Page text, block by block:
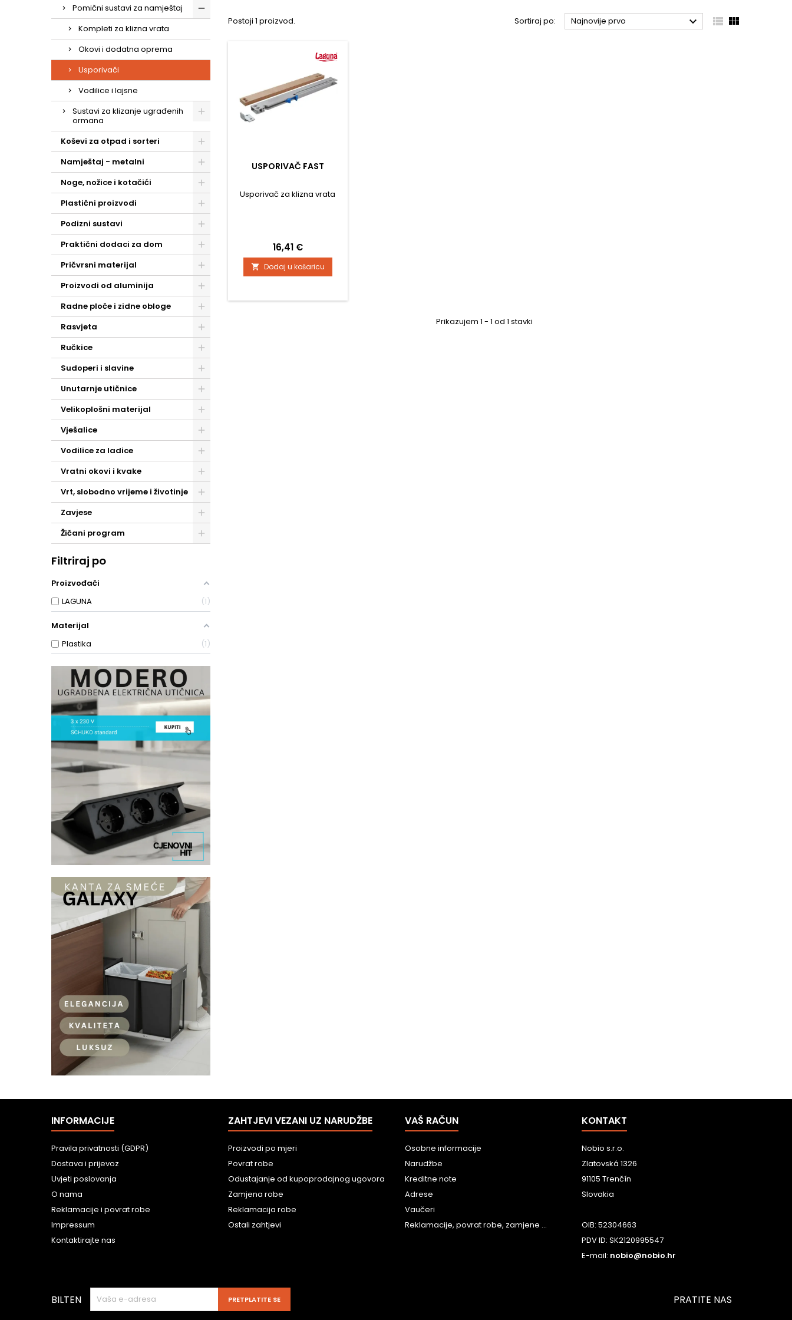
Pomični sustavi za namještaj
Kompleti za klizna vrata
Okovi i dodatna oprema
Usporivači
Vodilice i lajsne
Sustavi za klizanje ugrađenih
ormana
Koševi za otpad i sorteri
Namještaj - metalni
Noge, nožice i kotačići
Plastični proizvodi
Podizni sustavi
Praktični dodaci za dom
Pričvrsni materijal
Proizvodi od aluminija
Radne ploče i zidne obloge
Rasvjeta
Ručkice
Sudoperi i slavine
Unutarnje utičnice
Velikoplošni materijal
Vješalice
Vodilice za ladice
Vratni okovi i kvake
Vrt, slobodno vrijeme i životinje
Zavjese
Žičani program
Filtriraj po
Proizvođači
LAGUNA
1
Materijal
Plastika
1
Postoji 1 proizvod. Sortiraj po: Najnovije prvo   
USPORIVAČ FAST
Usporivač za klizna vrata
Cijena
16,41 €
 Dodaj u košaricu
Prikazujem 1 - 1 od 1 stavki
INFORMACIJE
Pravila privatnosti (GDPR)
Dostava i prijevoz
Uvjeti poslovanja
O nama
Reklamacije i povrat robe
Impressum
Kontaktirajte nas
ZAHTJEVI VEZANI UZ NARUDŽBE
Proizvodi po mjeri
Povrat robe
Odustajanje od kupoprodajnog ugovora
Zamjena robe
Reklamacija robe
Ostali zahtjevi
VAŠ RAČUN
Osobne informacije
Narudžbe
Kreditne note
Adrese
Vaučeri
Reklamacije, povrat robe, zamjene ...
KONTAKT
Nobio s.r.o.
Zlatovská 1326
91105 Trenčín
Slovakia
OIB: 52304663
PDV ID: SK2120995547
E-mail: nobio@nobio.hr
BILTEN PRATITE NAS